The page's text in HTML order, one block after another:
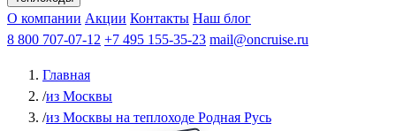
Чебоксарыиз Волгоградаиз Саратова Все города
КазаньВ Нижний НовгородВ ПермьВ Ростов-на-Дону
РыбинскНа СоловкиНа ВалаамПо ОкеПо Енисею
Афанасий Никитин Октябрьская революция
ФединАлександр СвешниковИван
МироновА.С.Попов
О компании Акции Контакты Наш блог
8 800 707-07-12 +7 495 155-35-23 mail@oncruise.ru
Главная
/из Москвы
/из Москвы на теплоходе Родная Русь